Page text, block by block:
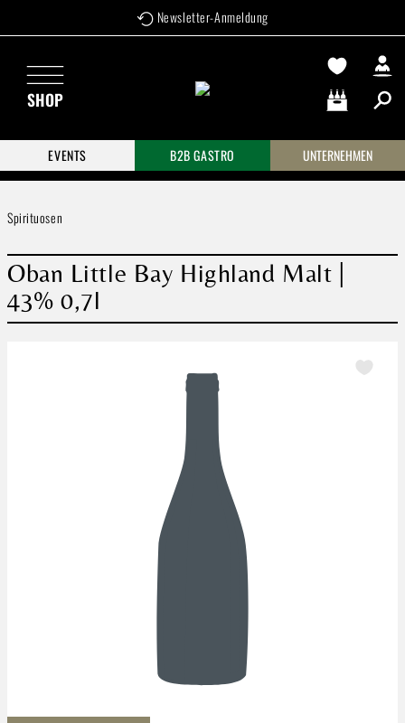
Zum Hauptinhalt springen Newsletter-Anmeldung
SHOP
Warenkorb
EVENTS
B2B GASTRO UNTERNEHMEN
Spirituosen
Oban Little Bay Highland Malt |
43% 0,7l